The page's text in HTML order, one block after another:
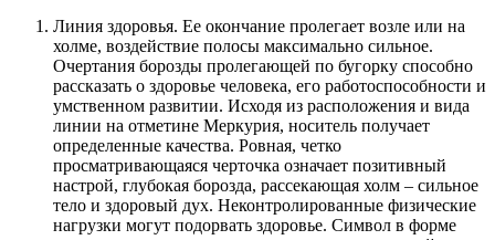
Линия здоровья. Ее окончание пролегает возле или на
холме, воздействие полосы максимально сильное.
Очертания борозды пролегающей по бугорку способно
рассказать о здоровье человека, его работоспособности и
умственном развитии. Исходя из расположения и вида
линии на отметине Меркурия, носитель получает
определенные качества. Ровная, четко
просматривающаяся черточка означает позитивный
настрой, глубокая борозда, рассекающая холм – сильное
тело и здоровый дух. Неконтролированные физические
нагрузки могут подорвать здоровье. Символ в форме